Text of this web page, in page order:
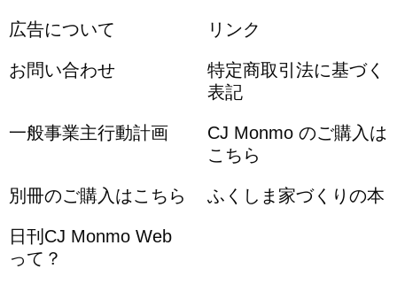
広告について リンク
お問い合わせ
特定商取引法に基づく
表記
一般事業主行動計画
CJ Monmo のご購入は
こちら
別冊のご購入はこちら ふくしま家づくりの本
日刊CJ Monmo Web
って？